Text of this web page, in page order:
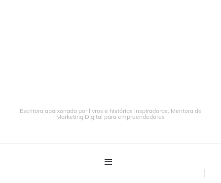
Escritora apaixonada por livros e histórias inspiradoras. Mentora de
Marketing Digital para empreendedores